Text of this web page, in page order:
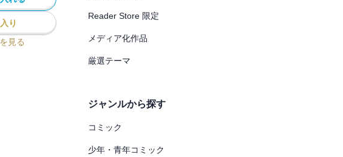
り
見る
Reader Store 限定
メディア化作品
厳選テーマ
ジャンルから探す
コミック
少年・青年コミック